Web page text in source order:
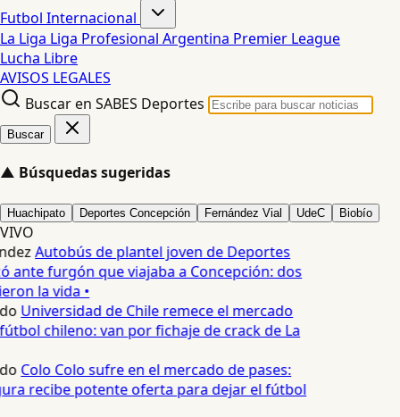
Futbol Internacional
La Liga Liga Profesional Argentina Premier League
Lucha Libre
AVISOS LEGALES
Buscar en SABES Deportes
Buscar
▲ Búsquedas sugeridas
Huachipato Deportes Concepción Fernández Vial UdeC Biobío
VIVO
Autobús de plantel joven de Deportes
ante furgón que viajaba a Concepción: dos
la vida •
Universidad de Chile remece el mercado
chileno: van por fichaje de crack de La
Colo Colo sufre en el mercado de pases:
recibe potente oferta para dejar el fútbol